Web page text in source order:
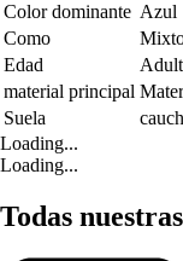
Color dominante Azul
Como
Edad
material principal
Suela
Loading...
Loading...
Todas